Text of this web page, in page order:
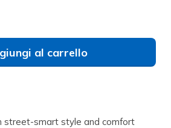
al carrello
street-smart style and comfort